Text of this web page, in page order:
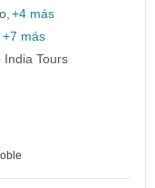
+4 más
+7 más
India Tours